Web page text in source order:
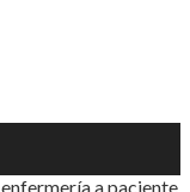
a paciente